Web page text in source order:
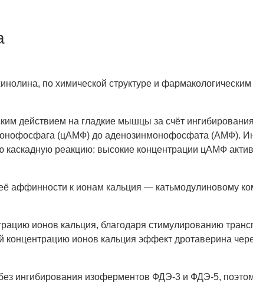
по химической структуре и
действием на гладкие мышцы за счёт
(цАМФ) до аденозинмонофосфата (АМФ).
каскадную реакцию: высокие концентрации цАМФ
к ионам кальция — катьмодулиновому
ионов кальция, благодаря стимулированию
ионов кальция эффект дротаверина
ингибирования изоферментов ФДЭ-3 и ФДЭ-5,